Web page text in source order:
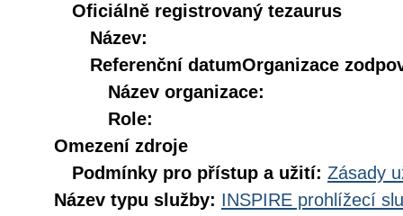
Oficiálně registrovaný tezaurus
Název:
Referenční datumOrganizace
Název organizace:
Role:
Omezení zdroje
Podmínky pro přístup a užití: Zásady
Název typu služby: INSPIRE prohlížecí